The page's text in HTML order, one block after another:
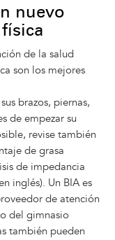
nuevo
de la salud
son los mejores
brazos, piernas,
de empezar su
revise también
de grasa
de impedancia
inglés). Un BIA es
de atención
del gimnasio
también pueden